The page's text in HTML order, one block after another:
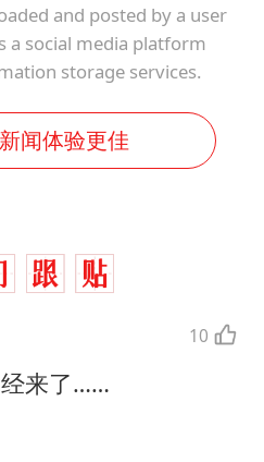
and posted by a user
a social media platform
storage services.
闻体验更佳
10
来了……